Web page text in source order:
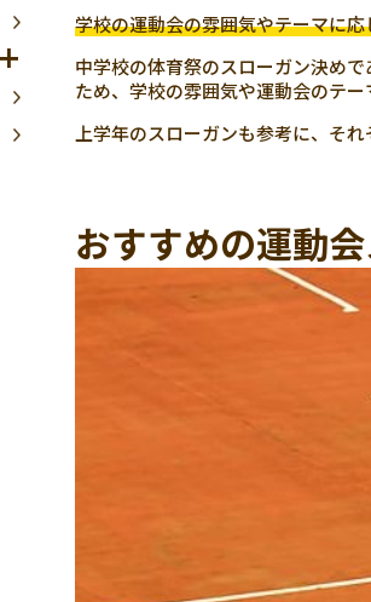
学校の運動会の雰囲気やテーマに
中学校の体育祭のスローガン決め
ため、学校の雰囲気や運動会のテー
上学年のスローガンも参考に、そ
おすすめの運動